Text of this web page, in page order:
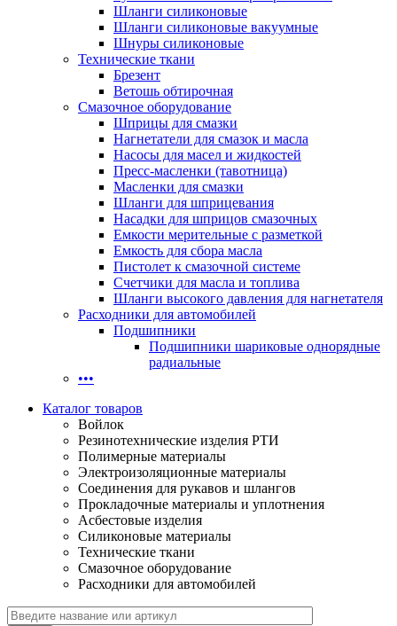
Шланги силиконовые
Шланги силиконовые вакуумные
Шнуры силиконовые
Технические ткани
Брезент
Ветошь обтирочная
Смазочное оборудование
Шприцы для смазки
Нагнетатели для смазок и масла
Насосы для масел и жидкостей
Пресс-масленки (тавотница)
Масленки для смазки
Шланги для шприцевания
Насадки для шприцов смазочных
Емкости мерительные с разметкой
Емкость для сбора масла
Пистолет к смазочной системе
Счетчики для масла и топлива
Шланги высокого давления для нагнетателя
Расходники для автомобилей
Подшипники
Подшипники шариковые однорядные
радиальные
•••
Каталог товаров
Войлок
Резинотехнические изделия РТИ
Полимерные материалы
Электроизоляционные материалы
Соединения для рукавов и шлангов
Прокладочные материалы и уплотнения
Асбестовые изделия
Силиконовые материалы
Технические ткани
Смазочное оборудование
Расходники для автомобилей